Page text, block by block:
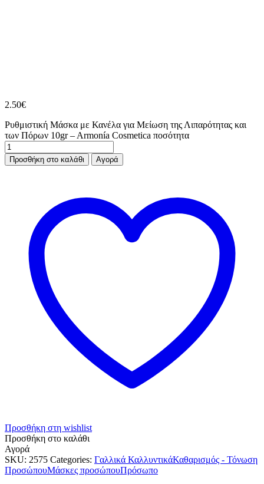
2.50€
Ρυθμιστική Μάσκα με Κανέλα για Μείωση της Λιπαρότητας και
των Πόρων 10gr – Armonía Cosmetica ποσότητα
Προσθήκη στο καλάθι Αγορά
Προσθήκη στη wishlist
Προσθήκη στο καλάθι
Αγορά
SKU: 2575 Categories: Γαλλικά ΚαλλυντικάΚαθαρισμός - Τόνωση
ΠροσώπουΜάσκες προσώπουΠρόσωπο